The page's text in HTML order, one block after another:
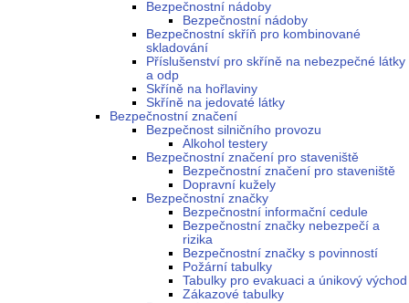
Bezpečnostní nádoby
Bezpečnostní nádoby
Bezpečnostní skříň pro kombinované
skladování
Příslušenství pro skříně na nebezpečné látky
a odp
Skříně na hořlaviny
Skříně na jedovaté látky
Bezpečnostní značení
Bezpečnost silničního provozu
Alkohol testery
Bezpečnostní značení pro staveniště
Bezpečnostní značení pro staveniště
Dopravní kužely
Bezpečnostní značky
Bezpečnostní informační cedule
Bezpečnostní značky nebezpečí a
rizika
Bezpečnostní značky s povinností
Požární tabulky
Tabulky pro evakuaci a únikový východ
Zákazové tabulky